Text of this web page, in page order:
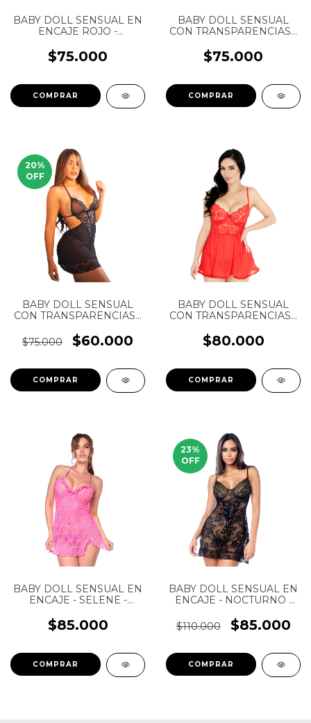
BABY DOLL SENSUAL EN
ENCAJE ROJO -
3054
$75.000
COMPRAR
BABY DOLL SENSUAL
CON TRANSPARENCIAS -
$75.000
COMPRAR
20%
OFF
BABY DOLL SENSUAL
CON TRANSPARENCIAS -
(COLOR ROJO)
$75.000 $60.000
COMPRAR
BABY DOLL SENSUAL
CON TRANSPARENCIAS -
$80.000
COMPRAR
BABY DOLL SENSUAL EN
ENCAJE - SELENE -
$85.000
COMPRAR
23%
OFF
BABY DOLL SENSUAL EN
ENCAJE - NOCTURNO -
$110.000
$85.000
COMPRAR